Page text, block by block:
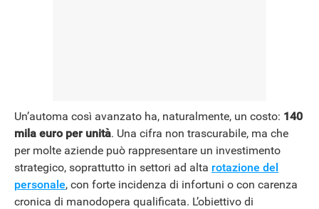
Un’automa così avanzato ha, naturalmente, un costo: 140
mila euro per unità. Una cifra non trascurabile, ma che
per molte aziende può rappresentare un investimento
strategico, soprattutto in settori ad alta rotazione del
personale, con forte incidenza di infortuni o con carenza
cronica di manodopera qualificata. L’obiettivo di